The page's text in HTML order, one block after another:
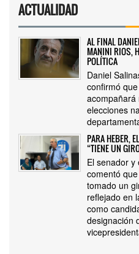
ACTUALIDAD
AL FINAL
MANINI RIOS,
POLÍTICA
Daniel
confirmó
acompañará
elecciones
PARA HEBER,
“TIENE UN
El senador y
comentó
tomado un
reflejado en
como
designación